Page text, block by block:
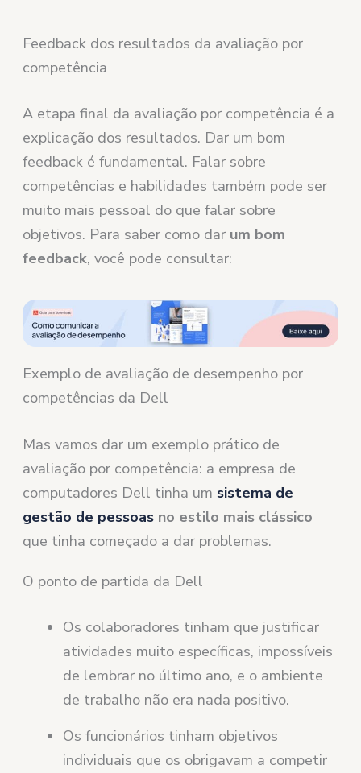
Feedback dos resultados da avaliação por
competência
A etapa final da avaliação por competência é a
explicação dos resultados. Dar um bom
feedback é fundamental. Falar sobre
competências e habilidades também pode ser
muito mais pessoal do que falar sobre
objetivos. Para saber como dar um bom
feedback, você pode consultar:
Exemplo de avaliação de desempenho por
competências da Dell
Mas vamos dar um exemplo prático de
avaliação por competência: a empresa de
computadores Dell tinha um sistema de
gestão de pessoas no estilo mais clássico
que tinha começado a dar problemas.
O ponto de partida da Dell
Os colaboradores tinham que justificar
atividades muito específicas, impossíveis
de lembrar no último ano, e o ambiente
de trabalho não era nada positivo.
Os funcionários tinham objetivos
individuais que os obrigavam a competir